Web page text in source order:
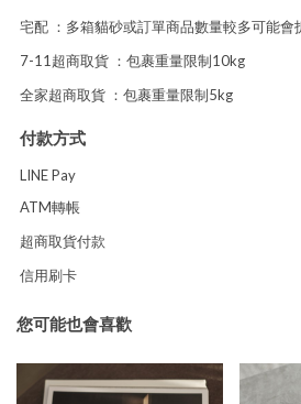
宅配 ：多箱貓砂或訂單商品數量較多可能會
7-11超商取貨 ：包裹重量限制10kg
全家超商取貨 ：包裹重量限制5kg
付款方式
LINE Pay
ATM轉帳
超商取貨付款
信用刷卡
您可能也會喜歡